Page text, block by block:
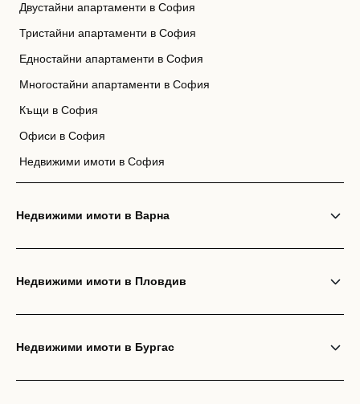
Двустайни апартаменти в София
Тристайни апартаменти в София
Едностайни апартаменти в София
Многостайни апартаменти в София
Къщи в София
Офиси в София
Недвижими имоти в София
Недвижими имоти в Варна
Недвижими имоти в Пловдив
Недвижими имоти в Бургас